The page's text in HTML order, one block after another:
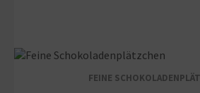
FEINE